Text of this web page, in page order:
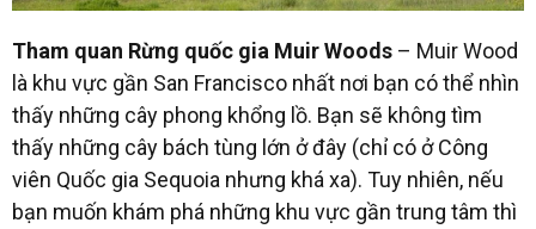
Tham quan Rừng quốc gia Muir Woods – Muir Wood
là khu vực gần San Francisco nhất nơi bạn có thể nhìn
thấy những cây phong khổng lồ. Bạn sẽ không tìm
thấy những cây bách tùng lớn ở đây (chỉ có ở Công
viên Quốc gia Sequoia nhưng khá xa). Tuy nhiên, nếu
bạn muốn khám phá những khu vực gần trung tâm thì